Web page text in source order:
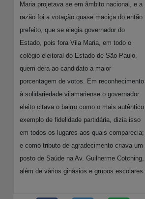
Maria projetava se em âmbito nacional, e a
razão foi a votação quase maciça do então
prefeito, que se elegia governador do
Estado, pois fora Vila Maria, em todo o
colégio eleitoral do Estado de São Paulo,
quem dera ao candidato a maior
porcentagem de votos. Em reconhecimento
à solidariedade vilamariense o governador
eleito citava o bairro como o mais autêntico
exemplo de fidelidade partidária, dizia isso
em todos os lugares aos quais comparecia;
e como tributo de agradecimento criava um
posto de Saúde na Av. Guilherme Cotching,
além de vários ginásios e grupos escolares.